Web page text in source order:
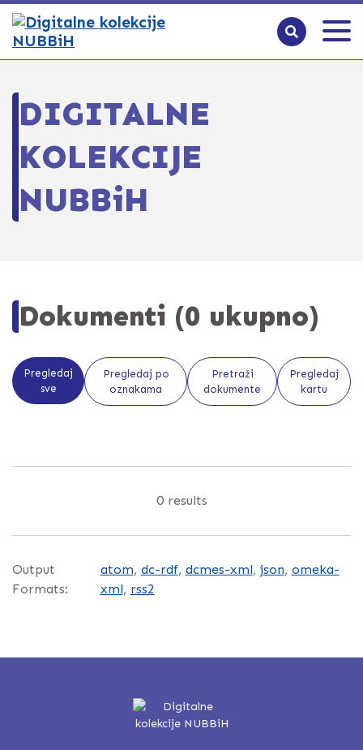
DIGITALNE
KOLEKCIJE
NUBBiH
Dokumenti (0 ukupno)
Pregledaj
sve
Pregledaj po
oznakama
Pretraži
dokumente
Pregledaj
kartu
0 results
Output
Formats:
atom, dc-rdf, dcmes-xml, json, omeka-
xml, rss2